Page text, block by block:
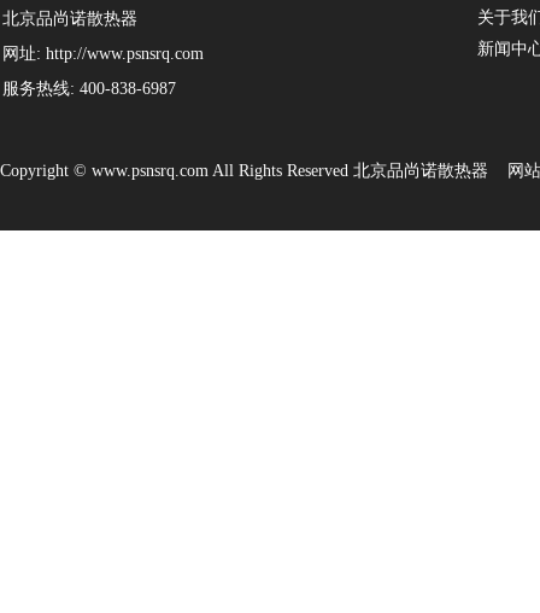
北京品尚诺散热器
网址: http://www.psnsrq.com
服务热线: 400-838-6987
关于我
新闻中
Copyright © www.psnsrq.com All Rights Reserved 北京品尚诺散热器 网